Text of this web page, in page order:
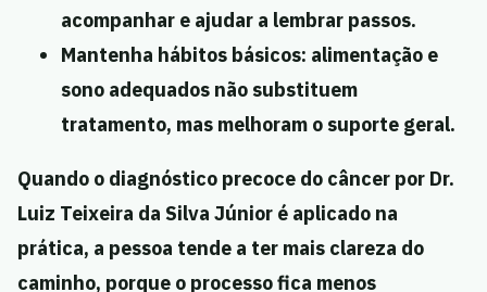
acompanhar e ajudar a lembrar passos.
Mantenha hábitos básicos: alimentação e
sono adequados não substituem
tratamento, mas melhoram o suporte geral.
Quando o diagnóstico precoce do câncer por Dr.
Luiz Teixeira da Silva Júnior é aplicado na
prática, a pessoa tende a ter mais clareza do
caminho, porque o processo fica menos